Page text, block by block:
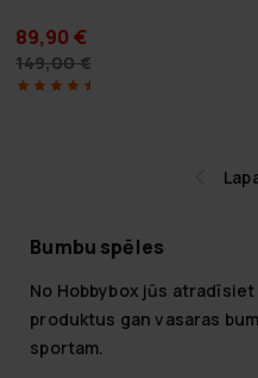
89,90 €
149,00 €
Bumbu spēles
No Hobbybox jūs
produktus gan vasaras
sportam.